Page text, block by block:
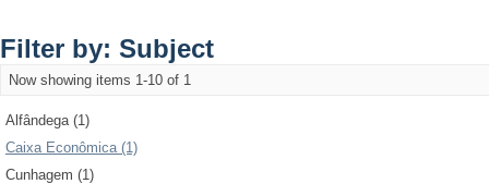
Filter by: Subject
Now showing items 1-10 of 1
Alfândega (1)
Caixa Econômica (1)
Cunhagem (1)